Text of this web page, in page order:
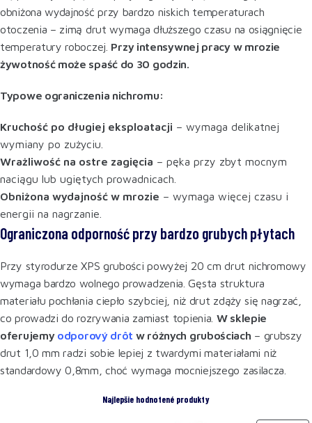
obniżona wydajność przy bardzo niskich temperaturach
otoczenia – zimą drut wymaga dłuższego czasu na osiągnięcie
temperatury roboczej. Przy intensywnej pracy w mrozie
żywotność może spaść do 30 godzin.
Typowe ograniczenia nichromu:
Kruchość po długiej eksploatacji – wymaga delikatnej
wymiany po zużyciu.
Wrażliwość na ostre zagięcia – pęka przy zbyt mocnym
naciągu lub ugiętych prowadnicach.
Obniżona wydajność w mrozie – wymaga więcej czasu i
energii na nagrzanie.
Ograniczona odporność przy bardzo grubych płytach
Przy styrodurze XPS grubości powyżej 20 cm drut nichromowy
wymaga bardzo wolnego prowadzenia. Gęsta struktura
materiału pochłania ciepło szybciej, niż drut zdąży się nagrzać,
co prowadzi do rozrywania zamiast topienia. W sklepie
oferujemy odporový drôt w różnych grubościach – grubszy
drut 1,0 mm radzi sobie lepiej z twardymi materiałami niż
standardowy 0,8mm, choć wymaga mocniejszego zasilacza.
Najlepšie hodnotené produkty